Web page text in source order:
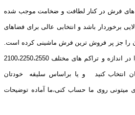
های فرش در کنار لطافت و ضخامت موجب شده
برخوردار باشد و انتخابی عالی برای فضاهای
را جز پر فروش ترین فرش ماشینی کرده است.
این فرش 700 شانه با دوام را در اندازه و تراکم های مختلف 2100،2250،2550
انتخاب کنید و یا براساس سلیقه خودتان
روی ما حساب کنی،ما آماده توضیحات